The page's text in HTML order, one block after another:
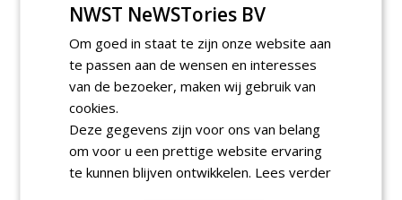
AGENDA
Roadshow over
Swalmen
woensdag 12 augustus 2026
Menkehorst houdt
NWST NeWSTories BV
Om goed in staat te zijn onze website aan
te passen aan de wensen en interesses
van de bezoeker, maken wij gebruik van
cookies.
Deze gegevens zijn voor ons van belang
om voor u een prettige website ervaring
te kunnen blijven ontwikkelen. Lees verder